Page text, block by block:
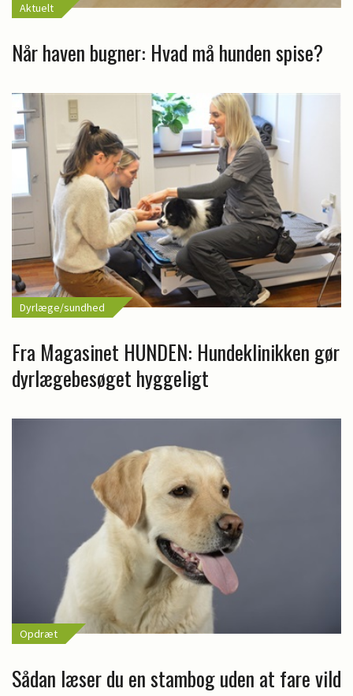
Aktuelt
Når haven bugner: Hvad må hunden spise?
Dyrlæge/sundhed
Fra Magasinet HUNDEN: Hundeklinikken gør
dyrlægebesøget hyggeligt
Opdræt
Sådan læser du en stambog uden at fare vild